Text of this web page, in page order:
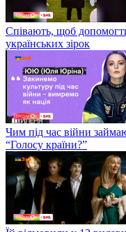
Співають, щоб
українських зірок
Чим під час війни
“Голосу країни?”